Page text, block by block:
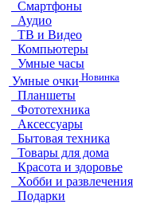
Смартфоны
Аудио
ТВ и Видео
Компьютеры
Умные часы
Умные очки Новинка
Планшеты
Фототехника
Аксессуары
Бытовая техника
Товары для дома
Красота и здоровье
Хобби и развлечения
Подарки